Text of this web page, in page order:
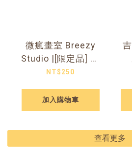
微瘋畫室 Breezy
Studio |[限定品] 御
菊女子.白鳥姬 / 復
NT$250
加入購物車
查看更多